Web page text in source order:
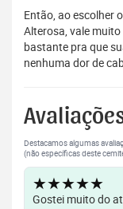
Então, ao escolher
Alterosa, vale
bastante pra que
nenhuma dor de
Destacamos algumas
(não específicas deste
★★★★★
Gostei muito do